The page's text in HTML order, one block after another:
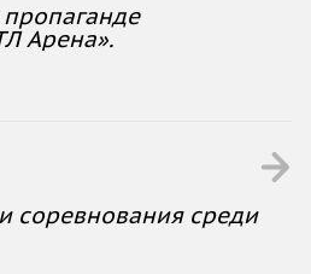
Арена».
соревнования среди